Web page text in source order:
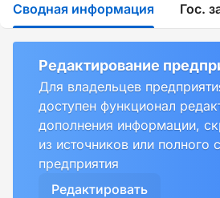
Сводная информация Гос.
Редактирование
Для владельцев
доступен функционал
дополнения информации,
из источников или полного
предприятия
Редактировать